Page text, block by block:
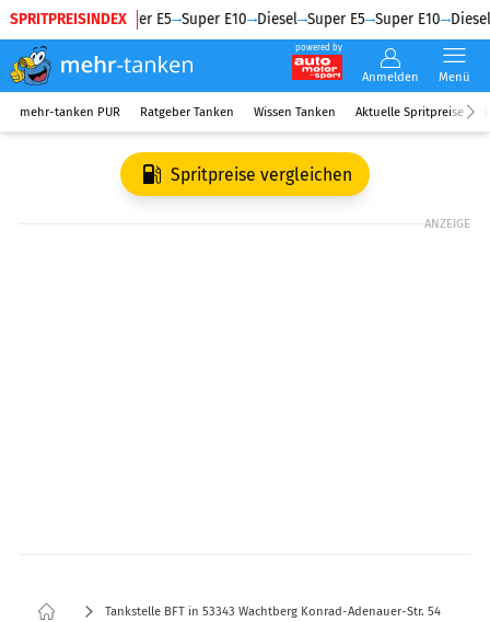
SPRITPREISINDEX
Diesel Super E5 Super E10 Diesel Super E5 Super E10 Diesel
powered by
Anmelden Menü
mehr-tanken PUR Ratgeber Tanken Wissen Tanken Aktuelle Spritpreise
Spritpreise vergleichen
ANZEIGE
Tankstelle BFT in 53343 Wachtberg Konrad-Adenauer-Str. 54